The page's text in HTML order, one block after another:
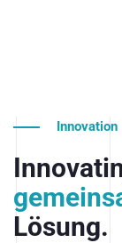
Innovation
Lösung.